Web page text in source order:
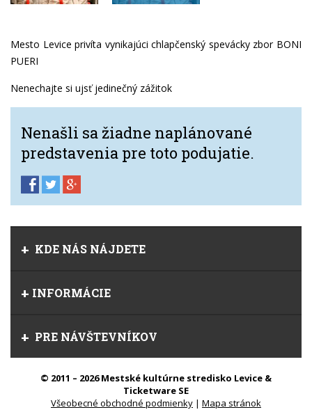
Mesto Levice privíta vynikajúci chlapčenský spevácky zbor BONI
PUERI
Nenechajte si ujsť jedinečný zážitok
Nenašli sa žiadne naplánované
predstavenia pre toto podujatie.
KDE NÁS NÁJDETE
INFORMÁCIE
PRE NÁVŠTEVNÍKOV
© 2011 – 2026 Mestské kultúrne stredisko Levice &
Ticketware SE
Všeobecné obchodné podmienky | Mapa stránok